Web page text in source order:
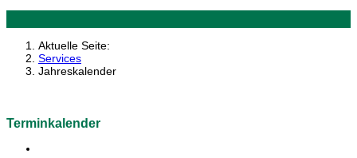
Aktuelle Seite:
Services
Jahreskalender
Terminkalender